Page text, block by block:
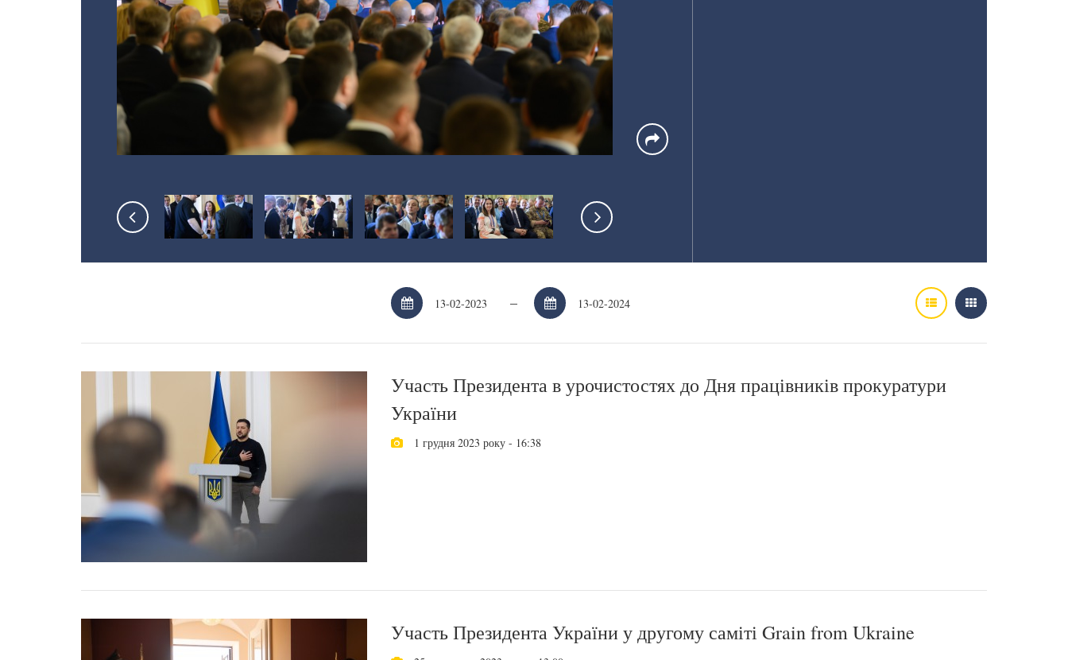
–
Участь Президента в урочистостях до Дня працівників прокуратури
України
1 грудня 2023 року - 16:38
Участь Президента України у другому саміті Grain from Ukraine